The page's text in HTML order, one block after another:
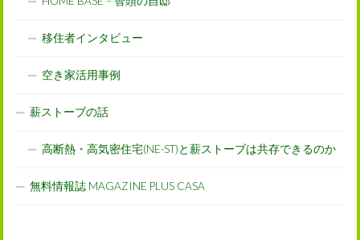
移住者インタビュー
空き家活用事例
薪ストーブの話
高断熱・高気密住宅(NE-ST)と薪ストーブは共存できるのか
無料情報誌 MAGAZINE PLUS CASA